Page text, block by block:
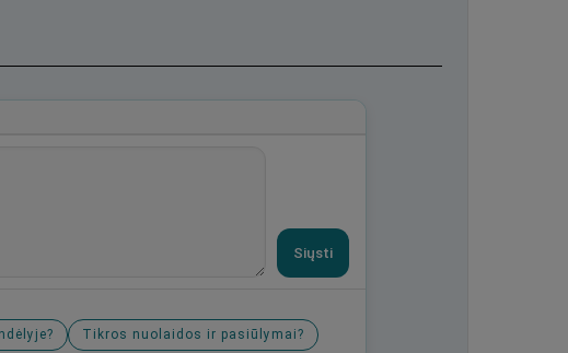
Siųsti
Tikros nuolaidos ir pasiūlymai?